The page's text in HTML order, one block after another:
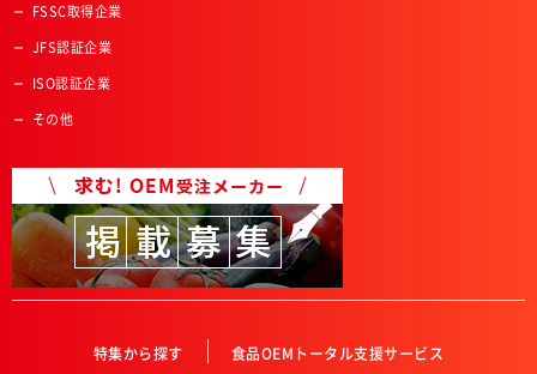
FSSC取得企業
JFS認証企業
ISO認証企業
その他
特集から探す 食品OEMトータル支援サービス